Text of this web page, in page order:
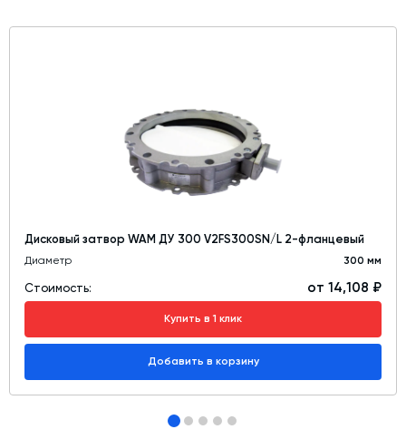
Дисковый затвор WAM ДУ 300 V2FS300SN/L 2-фланцевый
Диаметр 300 мм
Стоимость: от 14,108 ₽
Купить в 1 клик
Добавить в корзину